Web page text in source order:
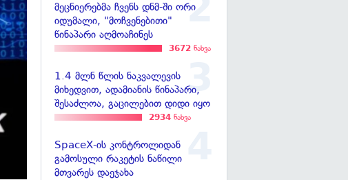
მეცნიერებმა ჩვენს დნმ-ში ორი
იდუმალი, "მოჩვენებითი"
წინაპარი აღმოაჩინეს
3672 ნახვა
1.4 მლნ წლის ნაკვალევის
მიხედვით, ადამიანის წინაპარი,
შესაძლოა, გაცილებით დიდი იყო
2934 ნახვა
SpaceX-ის კონტროლიდან
გამოსული რაკეტის ნაწილი
მთვარეს დაეჯახა